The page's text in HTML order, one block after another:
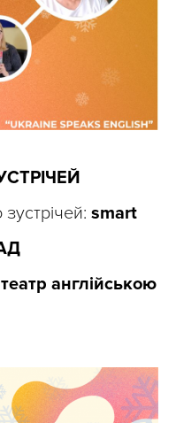
smart
англійською